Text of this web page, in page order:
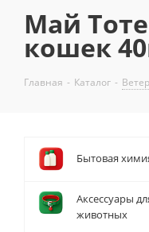
Май
кошек
Главная - Каталог -
Бытовая
Аксессуары
животных